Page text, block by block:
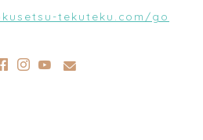
tekuteku.com/go